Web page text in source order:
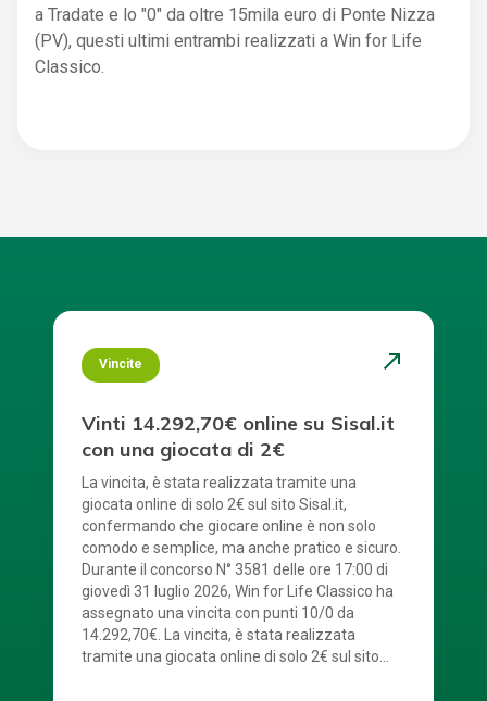
a Tradate e lo "0" da oltre 15mila euro di Ponte Nizza
(PV), questi ultimi entrambi realizzati a Win for Life
Classico.
Vincite north_east
Vinti 14.292,70€ online su Sisal.it
con una giocata di 2€
La vincita, è stata realizzata tramite una
giocata online di solo 2€ sul sito Sisal.it,
confermando che giocare online è non solo
comodo e semplice, ma anche pratico e sicuro.
Durante il concorso N° 3581 delle ore 17:00 di
giovedì 31 luglio 2026, Win for Life Classico ha
assegnato una vincita con punti 10/0 da
14.292,70€. La vincita, è stata realizzata
tramite una giocata online di solo 2€ sul sito